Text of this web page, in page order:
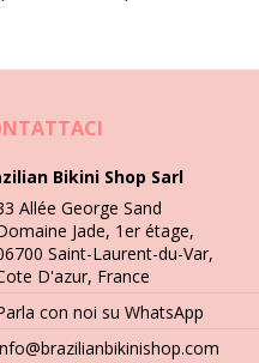
in acqua tiepida in
stampe e motivi colorati.
aggressivi e prodotti
essere necessarie
Bikini Shop Sarl
Allée George Sand
Jade, 1er étage,
Saint-Laurent-du-Var,
D'azur, France
con noi su WhatsApp